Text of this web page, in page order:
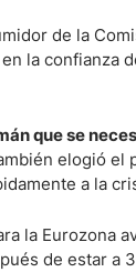
de la
la confianza
que se
elogió el
a la
la Eurozona
de estar a